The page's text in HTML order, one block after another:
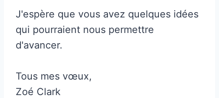
J'espère que vous avez quelques idées
qui pourraient nous permettre
d'avancer.
Tous mes vœux,
Zoé Clark